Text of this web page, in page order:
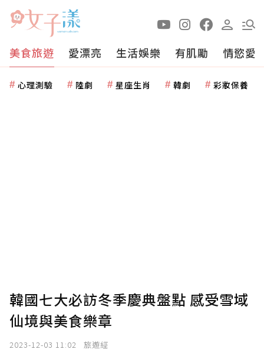
美食旅遊 愛漂亮 生活娛樂 有肌勵 情慾愛
心理測驗 陸劇 星座生肖 韓劇 彩妝保養
韓國七大必訪冬季慶典盤點 感受雪域
仙境與美食樂章
2023-12-03 11:02 旅遊經